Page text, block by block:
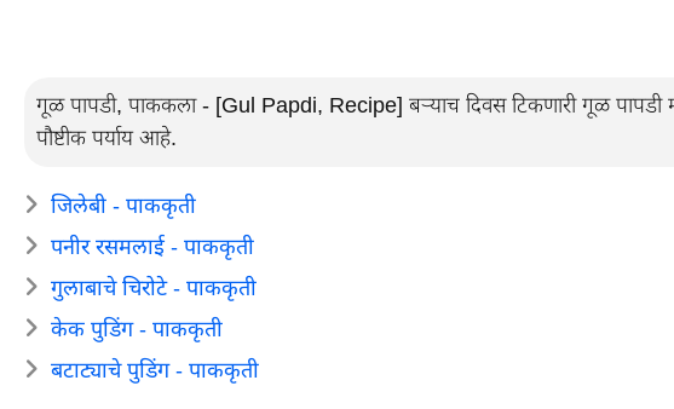
गूळ पापडी, पाककला - [Gul Papdi, Recipe] बऱ्याच दिवस टिकणारी गूळ पापडी
पौष्टीक पर्याय आहे.
जिलेबी - पाककृती
पनीर रसमलाई - पाककृती
गुलाबाचे चिरोटे - पाककृती
केक पुडिंग - पाककृती
बटाट्याचे पुडिंग - पाककृती